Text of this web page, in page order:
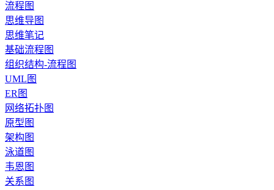
流程图
思维导图
思维笔记
基础流程图
组织结构-流程图
UML图
ER图
网络拓扑图
原型图
架构图
泳道图
韦恩图
关系图